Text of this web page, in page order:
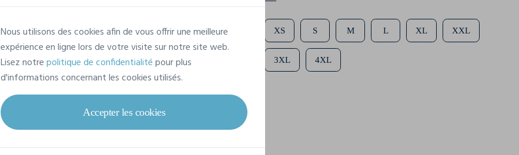
Marque
Craft
Référence
1907156
Composition
100% polyester recyclé
XS S M L XL XXL
3XL 4XL
Nous utilisons des cookies afin de vous offrir une meilleure
expérience en ligne lors de votre visite sur notre site web.
Lisez notrepolitique de confidentialitépour plus
d'informations concernant les cookies utilisés.
Accepter les cookies